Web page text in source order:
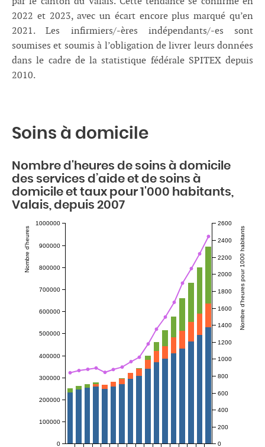
2022 et 2023, avec un écart encore plus marqué qu’en
2021. Les infirmiers/-ères indépendants/-es sont
soumises et soumis à l’obligation de livrer leurs données
dans le cadre de la statistique fédérale SPITEX depuis
2010.
Soins à domicile
Nombre d'heures de soins à domicile
des services d’aide et de soins à
domicile et taux pour 1'000 habitants,
Valais, depuis 2007
Nombre d'heures
0
100000
200000
300000
400000
500000
600000
700000
800000
900000
1000000
Nombre d'heures pour 1000 habitants
0
200
400
600
800
1000
1200
1400
1600
1800
2000
2200
2400
2600